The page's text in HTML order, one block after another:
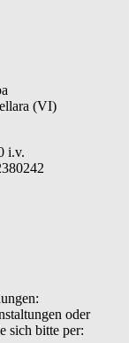
(VI)
i.v.
oder
sich bitte per: